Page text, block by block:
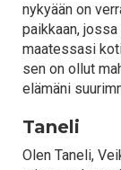
nykyään on
paikkaan,
maatessasi
sen on ollut
elämäni
Taneli
Olen Taneli,